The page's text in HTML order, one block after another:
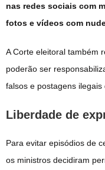
nas redes sociais com
fotos e vídeos com
A Corte eleitoral também
poderão ser
falsos e postagens ilegais
Liberdade de
Para evitar episódios de
os ministros decidiram